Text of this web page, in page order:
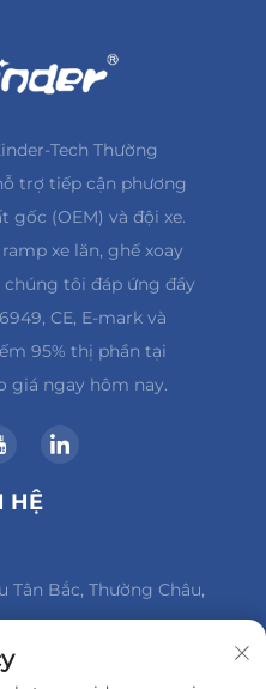
Tech Thường
trợ tiếp cận phương
gốc (OEM) và đội xe.
xe lăn, ghế xoay
tôi đáp ứng đầy
CE, E-mark và
95% thị phần tại
giá ngay hôm nay.
HỆ
Tân Bắc, Thường Châu,